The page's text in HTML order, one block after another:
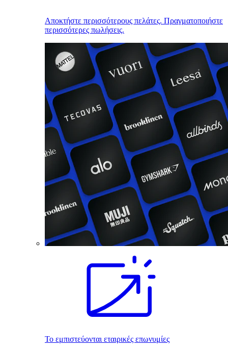
Αποκτήστε περισσότερους πελάτες. Πραγματοποιήστε
περισσότερες πωλήσεις.
Το εμπιστεύονται εταιρικές επωνυμίες